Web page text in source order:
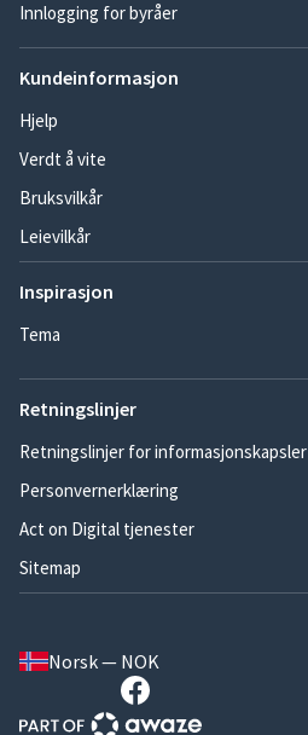
Innlogging for byråer
Kundeinformasjon
Hjelp
Verdt å vite
Bruksvilkår
Leievilkår
Inspirasjon
Tema
Retningslinjer
Retningslinjer for informasjonskapsler
Personvernerklæring
Act on Digital tjenester
Sitemap
Norsk — NOK